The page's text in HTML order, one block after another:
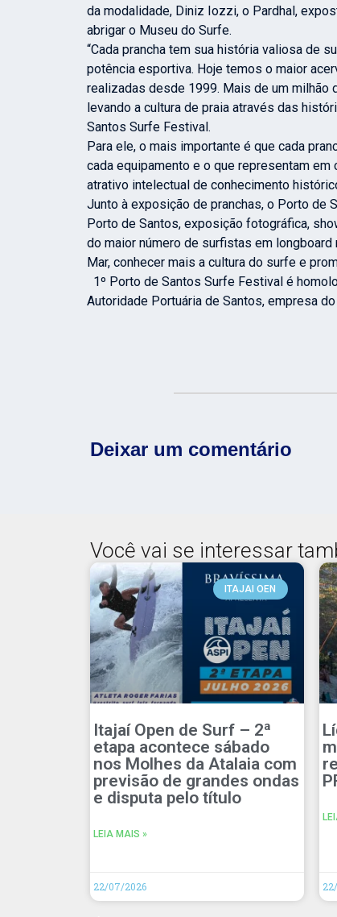
da modalidade, Diniz Iozzi, o Pardhal,
abrigar o Museu do Surfe.
“Cada prancha tem sua história valiosa de
potência esportiva. Hoje temos o maior
realizadas desde 1999. Mais de um
levando a cultura de praia através das
Santos Surfe Festival.
Para ele, o mais importante é que cada
cada equipamento e o que representam em
atrativo intelectual de conhecimento
Junto à exposição de pranchas, o Porto de
Porto de Santos, exposição fotográfica,
do maior número de surfistas em longboard
Mar, conhecer mais a cultura do surfe e
1º Porto de Santos Surfe Festival é
Autoridade Portuária de Santos, empresa
Deixar um comentário
Você vai se interessar
ITAJAI OEN
Itajaí Open de Surf – 2ª
etapa acontece sábado
nos Molhes da Atalaia com
previsão de grandes ondas
e disputa pelo título
LEIA MAIS »
22/07/2026